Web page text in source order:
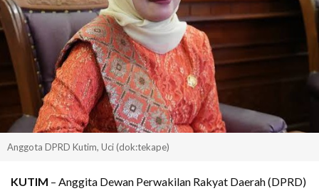
Anggota DPRD Kutim, Uci (dok:tekape)
KUTIM – Anggita Dewan Perwakilan Rakyat Daerah (DPRD)